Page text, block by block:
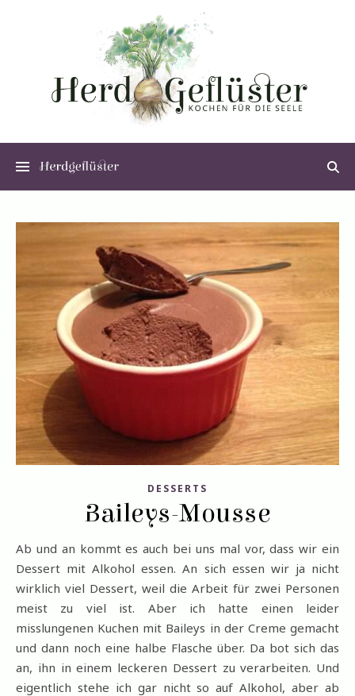
DESSERTS
Baileys-Mousse
Ab und an kommt es auch bei uns mal vor, dass wir ein
Dessert mit Alkohol essen. An sich essen wir ja nicht
wirklich viel Dessert, weil die Arbeit für zwei Personen
meist zu viel ist. Aber ich hatte einen leider
misslungenen Kuchen mit Baileys in der Creme gemacht
und dann noch eine halbe Flasche über. Da bot sich das
an, ihn in einem leckeren Dessert zu verarbeiten. Und
eigentlich stehe ich gar nicht so auf Alkohol, aber ab